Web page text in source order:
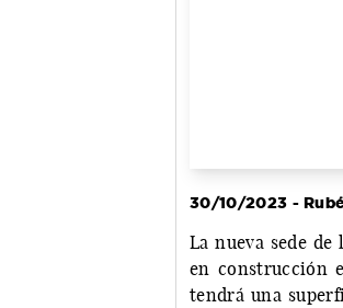
30/10/2023 -
La nueva sede de
en construcción
tendrá una